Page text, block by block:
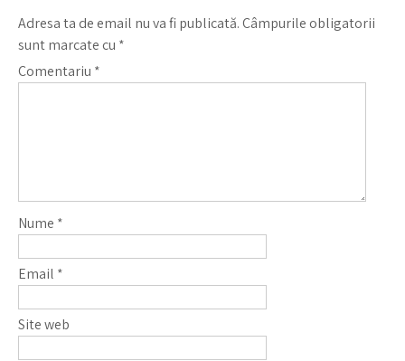
Adresa ta de email nu va fi publicată.Câmpurile obligatorii
sunt marcate cu *
Comentariu *
Nume *
Email *
Site web